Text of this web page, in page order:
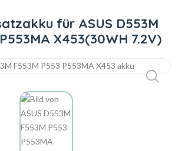
für ASUS D553M
X453(30WH 7.2V)